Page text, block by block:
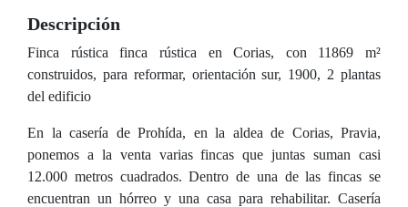
Descripción
Finca rústica finca rústica en Corias, con 11869 m²
construidos, para reformar, orientación sur, 1900, 2 plantas
del edificio
En la casería de Prohída, en la aldea de Corias, Pravia,
ponemos a la venta varias fincas que juntas suman casi
12.000 metros cuadrados. Dentro de una de las fincas se
encuentran un hórreo y una casa para rehabilitar. Casería